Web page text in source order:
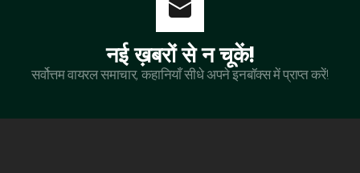
नई ख़बरों से न चूकें!
सर्वोत्तम वायरल समाचार, कहानियाँ सीधे अपने इनबॉक्स में प्राप्त करें!